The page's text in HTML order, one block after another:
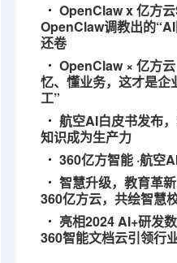
OpenClaw x 亿方
OpenClaw调教出的
还卷
OpenClaw × 亿方
忆、懂业务，这才是企
工”
航空AI白皮书发布
知识成为生产力
360亿方智能 ·航空
智慧升级，教育革
360亿方云，共绘智慧
亮相2024 AI+研发
360智能文档云引领行